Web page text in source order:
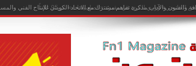
والفنون والآداب مذكرة تفاهم مشترك مع الاتحاد الكويتي للإنتاج الفني